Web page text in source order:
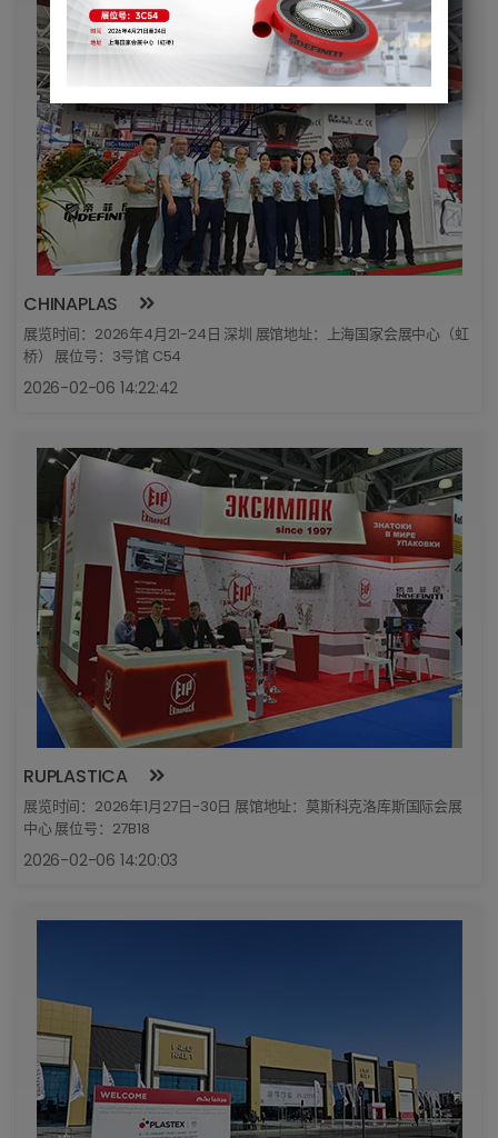
CHINAPLAS
展览时间：2026年4月21-24日 深圳 展馆地址：上海国家会展中心（虹
桥） 展位号：3号馆 C54
2026-02-06 14:22:42
RUPLASTICA
展览时间：2026年1月27日-30日 展馆地址：莫斯科克洛库斯国际会展
中心 展位号：27B18
2026-02-06 14:20:03